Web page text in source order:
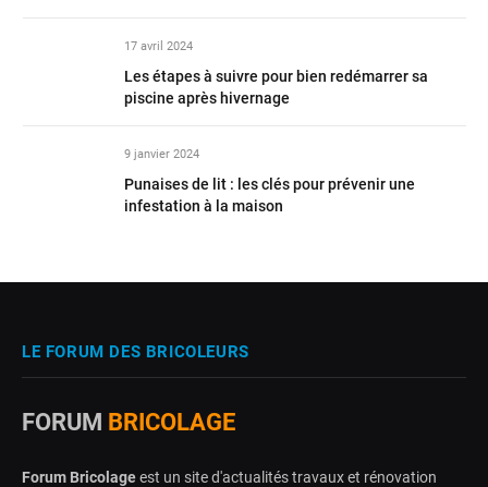
17 avril 2024
Les étapes à suivre pour bien redémarrer sa
piscine après hivernage
9 janvier 2024
Punaises de lit : les clés pour prévenir une
infestation à la maison
LE FORUM DES BRICOLEURS
FORUM BRICOLAGE
Forum Bricolageest un site d'actualités travaux et rénovation